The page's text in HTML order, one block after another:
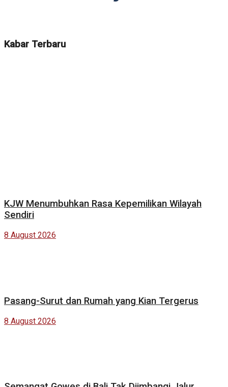
Kabar Terbaru
KJW Menumbuhkan Rasa Kepemilikan Wilayah
Sendiri
8 August 2026
Pasang-Surut dan Rumah yang Kian Tergerus
8 August 2026